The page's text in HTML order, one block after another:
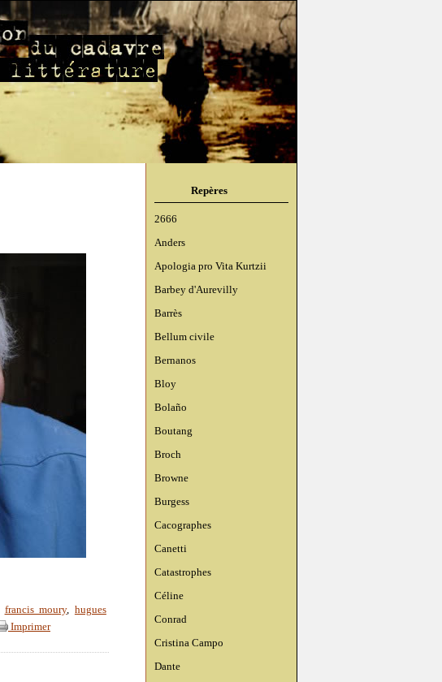
Repères
2666
Anders
Apologia pro Vita Kurtzii
Barbey d'Aurevilly
Barrès
Bellum civile
Bernanos
Bloy
Bolaño
Boutang
Broch
Browne
Burgess
Cacographes
Canetti
Catastrophes
Céline
Conrad
Cristina Campo
Dante
francis moury, hugues
Imprimer